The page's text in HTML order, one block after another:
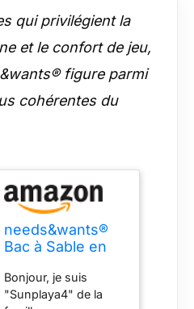
qui privilégient la
et le confort de jeu,
figure parmi
cohérentes du
needs&wants®
Bac à Sable en
Couvercle
Plastique Oxford
Bonjour, je suis
"Sunplaya4" de la